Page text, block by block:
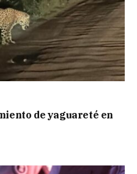
de yaguareté en